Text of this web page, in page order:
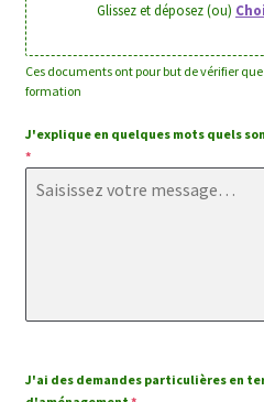
Glissez et déposez (ou)
Ces documents ont pour but de vérifier
formation
J'explique en quelques mots quels
*
J'ai des demandes particulières en